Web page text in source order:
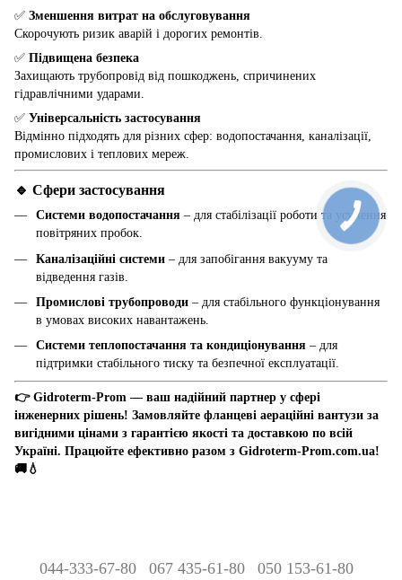
✅ Зменшення витрат на обслуговування
Скорочують ризик аварій і дорогих ремонтів.
✅ Підвищена безпека
Захищають трубопровід від пошкоджень, спричинених
гідравлічними ударами.
✅ Універсальність застосування
Відмінно підходять для різних сфер: водопостачання, каналізації,
промислових і теплових мереж.
🔹 Сфери застосування
Системи водопостачання – для стабілізації роботи та усунення
повітряних пробок.
Каналізаційні системи – для запобігання вакууму та
відведення газів.
Промислові трубопроводи – для стабільного функціонування
в умовах високих навантажень.
Системи теплопостачання та кондиціонування – для
підтримки стабільного тиску та безпечної експлуатації.
👉 Gidroterm-Prom — ваш надійний партнер у сфері
інженерних рішень! Замовляйте фланцеві аераційні вантузи за
вигідними цінами з гарантією якості та доставкою по всій
Україні. Працюйте ефективно разом з Gidroterm-Prom.com.ua!
🚚💧
044-333-67-80 067 435-61-80 050 153-61-80